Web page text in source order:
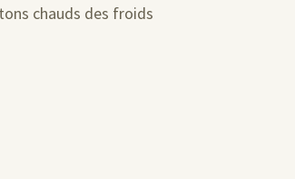
chauds des froids